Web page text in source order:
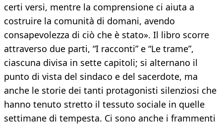
certi versi, mentre la comprensione ci aiuta a
costruire la comunità di domani, avendo
consapevolezza di ciò che è stato». Il libro scorre
attraverso due parti, “I racconti” e “Le trame”,
ciascuna divisa in sette capitoli; si alternano il
punto di vista del sindaco e del sacerdote, ma
anche le storie dei tanti protagonisti silenziosi che
hanno tenuto stretto il tessuto sociale in quelle
settimane di tempesta. Ci sono anche i frammenti